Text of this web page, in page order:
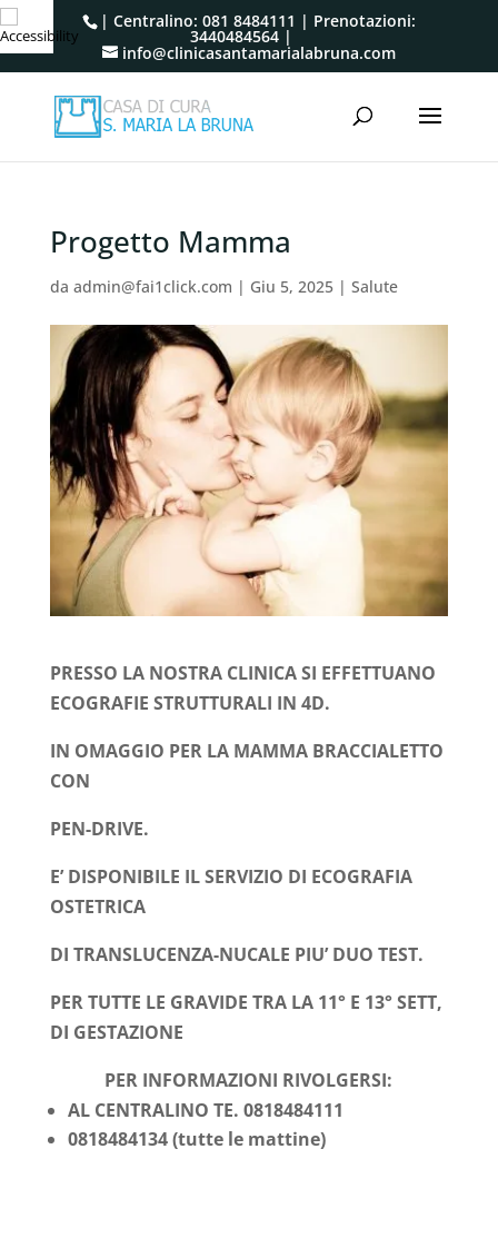
| Centralino: 081 8484111 | Prenotazioni:
3440484564 |
info@clinicasantamarialabruna.com
Progetto Mamma
da admin@fai1click.com | Giu 5, 2025| Salute
PRESSO LA NOSTRA CLINICA SI EFFETTUANO
ECOGRAFIE STRUTTURALI IN 4D.
IN OMAGGIO PER LA MAMMA BRACCIALETTO
CON
PEN-DRIVE.
E’ DISPONIBILE IL SERVIZIO DI ECOGRAFIA
OSTETRICA
DI TRANSLUCENZA-NUCALE PIU’ DUO TEST.
PER TUTTE LE GRAVIDE TRA LA 11° E 13° SETT,
DI GESTAZIONE
PER INFORMAZIONI RIVOLGERSI:
AL CENTRALINO TE. 0818484111
0818484134 (tutte le mattine)